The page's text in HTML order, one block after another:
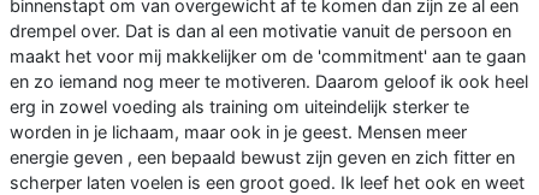
binnenstapt om van overgewicht af te komen dan zijn ze al een
drempel over. Dat is dan al een motivatie vanuit de persoon en
maakt het voor mij makkelijker om de 'commitment' aan te gaan
en zo iemand nog meer te motiveren. Daarom geloof ik ook heel
erg in zowel voeding als training om uiteindelijk sterker te
worden in je lichaam, maar ook in je geest. Mensen meer
energie geven , een bepaald bewust zijn geven en zich fitter en
scherper laten voelen is een groot goed. Ik leef het ook en weet